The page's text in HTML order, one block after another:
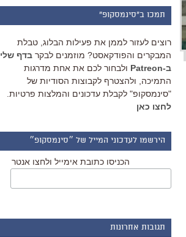
תמכו ב"סינמסקופ"
רוצים לעזור לממן את פעילות הבלוג, טבלת
המבקרים והפודקאסט? מוזמנים לבקר בדף שלי
ב-Patreon
ולבחור לכם את אחת מדרגות
התמיכה, ולהצטרף לקבוצות הסודיות של
"סינמסקופ" לקבלת עדכונים והמלצות פרטיות.
לחצו כאן
הירשמו לעדכוני המייל של ״סינמסקופ״
הכניסו כתובת אימייל ולחצו אנטר
תגובות אחרונות